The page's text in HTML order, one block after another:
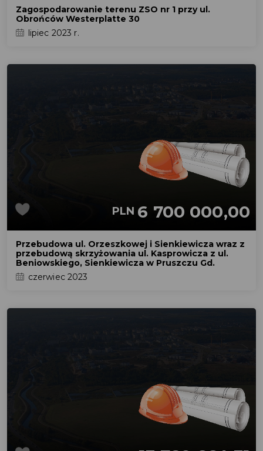
Zagospodarowanie terenu ZSO nr 1 przy ul.
Obrońców Westerplatte 30
lipiec 2023 r.
PLN 6 700 000,00
Przebudowa ul. Orzeszkowej i Sienkiewicza wraz z
przebudową skrzyżowania ul. Kasprowicza z ul.
Beniowskiego, Sienkiewicza w Pruszczu Gd.
czerwiec 2023